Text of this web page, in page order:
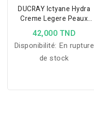
DUCRAY Ictyane Hydra
Creme Legere Peaux
Normales A Seches
42,000 TND
Disponibilité: En rupture
de stock